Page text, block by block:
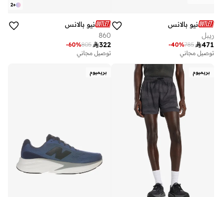
نيو بالانس
ريبل
471
785
-40%
توصيل مجاني
+
2
نيو بالانس
860
322
805
-60%
توصيل مجاني
بريميوم بريميوم